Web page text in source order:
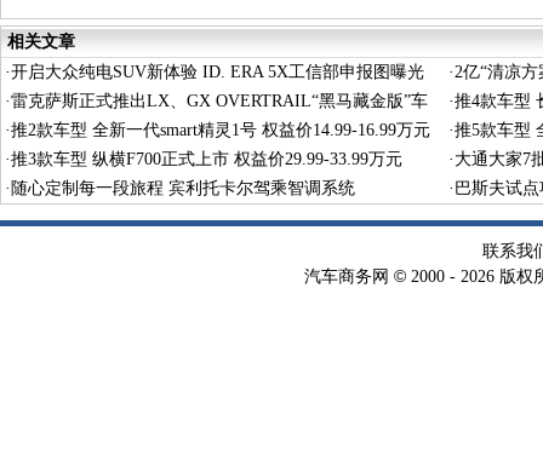
相关文章
·开启大众纯电SUV新体验 ID. ERA 5X工信部申报图曝光 ·2亿“清凉
·雷克萨斯正式推出LX、GX OVERTRAIL“黑马藏金版”车
型
·推4款车型
·推2款车型 全新一代smart精灵1号 权益价14.99-16.99万元 ·推5款车型
·推3款车型 纵横F700正式上市 权益价29.99-33.99万元 · 大通大家7
· 随心定制每一段旅程 宾利托卡尔驾乘智调系统 · 巴斯夫试
术
联系我
汽车商务网 © 2000 - 2026 版权